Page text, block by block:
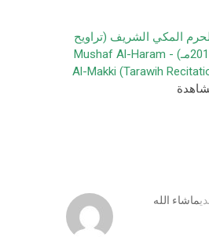
المكي الشريف (تراويح
1439هـ/2018مـ) - Mushaf Al-Haram
Al-Makki (Tarawih
ماشاء الله